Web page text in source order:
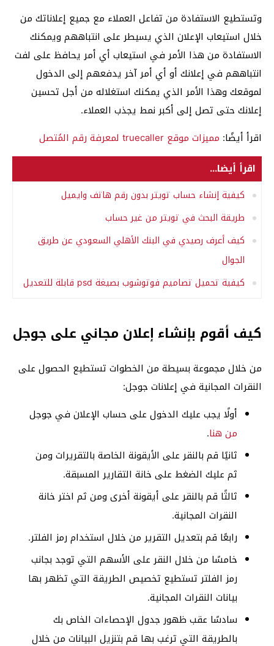
وتستطيع الاستفادة من تفاعل العملاء مع جميع إعلاناتك من
خلال استيعاب الإعلان الذي يسيطر على انتباههم ويمكنك
الاستفادة من هذا الأمر في استيعاب أي أمر يحافظ على لفت
انتباههم في إعلانك أو أي أمر آخر يدفعهم إلى الدخول
لموقعك وهذا الأمر الذي يمكنك استغلاله من أجل تحسين
إعلانك حتى تصل إلى أكبر نمط يجذب العملاء.
اقرأ أيضًا: مميزات موقع truecaller لمعرفة رقم المُتصل
اقرأ أيضا...
كيفية إنشاء حساب تويتر بدون رقم هاتف وايميل
طريقة البحث في تويتر من غير حساب
كيف أعرف رصيدي في البنك الأهلي السعودي عن طريق
الجوال
كيفية تحميل تصاميم فوتوشوب بصيغة psd قابلة للتعديل
كيف أقوم بإنشاء إعلان مجاني على جوجل
من خلال مجموعة بسيطة من الخطوات تستطيع الحصول على
النقرات المجانية في إعلانات جوجل:
أولًا يجب عليك الدخول على حساب الإعلان في جوجل
من هنا.
ثانيًا قم بالنقر على الأيقونة الخاصة بالتقريرات ومن
ثم عليك الضغط على خانة التقارير المسبقة.
ثالثًا قم بالنقر على أيقونة أخرى ومن ثم اختر خانة
النقرات المجانية.
رابعًا قم بتعديل التقرير من خلال استخدام رمز الفلتر.
خامسًا من خلال النقر على الأسهم التي توجد بجانب
رمز الفلتر تستطيع تخصيص الطريقة التي تظهر بها
بيانات النقرات المجانية.
سادسًا عقب ظهور جدول الإحصاءات الخاص بك
بالطريقة التي ترغب بها قم بتنزيل البيانات من خلال